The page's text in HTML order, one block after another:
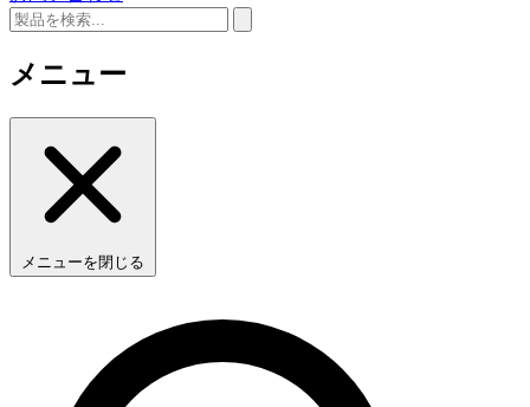
メニュー
メニューを閉じる